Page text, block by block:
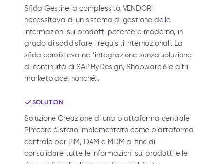
Sfida Gestire la complessità VENDORi
necessitava di un sistema di gestione delle
informazioni sui prodotti potente e moderno, in
grado di soddisfare i requisiti internazionali. La
sfida consisteva nell’integrazione senza soluzione
di continuità di SAP ByDesign, Shopware 6 e altri
marketplace, nonché…
SOLUTION
Soluzione Creazione di una piattaforma centrale
Pimcore è stato implementato come piattaforma
centrale per PIM, DAM e MDM al fine di
consolidare tutte le informazioni sui prodotti e le